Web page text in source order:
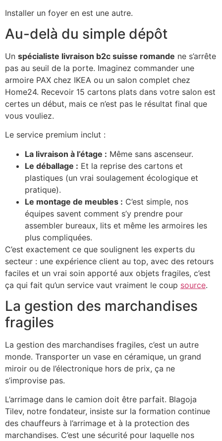
Installer un foyer en est une autre.
Au-delà du simple dépôt
Un spécialiste livraison b2c suisse romande ne s’arrête
pas au seuil de la porte. Imaginez commander une
armoire PAX chez IKEA ou un salon complet chez
Home24. Recevoir 15 cartons plats dans votre salon est
certes un début, mais ce n’est pas le résultat final que
vous vouliez.
Le service premium inclut :
La livraison à l’étage : Même sans ascenseur.
Le déballage : Et la reprise des cartons et
plastiques (un vrai soulagement écologique et
pratique).
Le montage de meubles : C’est simple, nos
équipes savent comment s’y prendre pour
assembler bureaux, lits et même les armoires les
plus compliquées.
C’est exactement ce que soulignent les experts du
secteur : une expérience client au top, avec des retours
faciles et un vrai soin apporté aux objets fragiles, c’est
ça qui fait qu’un service vaut vraiment le coup source.
La gestion des marchandises
fragiles
La gestion des marchandises fragiles, c’est un autre
monde. Transporter un vase en céramique, un grand
miroir ou de l’électronique hors de prix, ça ne
s’improvise pas.
L’arrimage dans le camion doit être parfait. Blagoja
Tilev, notre fondateur, insiste sur la formation continue
des chauffeurs à l’arrimage et à la protection des
marchandises. C’est une sécurité pour laquelle nos